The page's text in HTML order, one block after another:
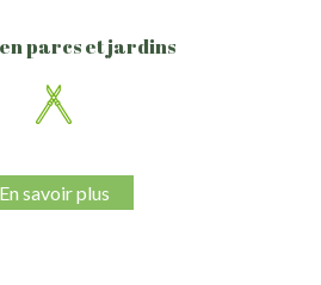
parcs et jardins
En savoir plus